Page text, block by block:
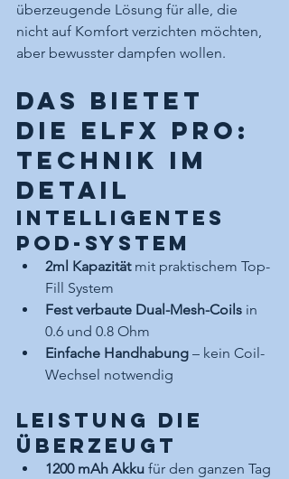
überzeugende Lösung für alle, die
nicht auf Komfort verzichten möchten,
aber bewusster dampfen wollen.
Das bietet
die ELFX PRO:
Technik im
Detail
Intelligentes
Pod-System
2ml Kapazität mit praktischem Top-
Fill System
Fest verbaute Dual-Mesh-Coils in
0.6 und 0.8 Ohm
Einfache Handhabung – kein Coil-
Wechsel notwendig
Leistung die
überzeugt
1200 mAh Akku für den ganzen Tag